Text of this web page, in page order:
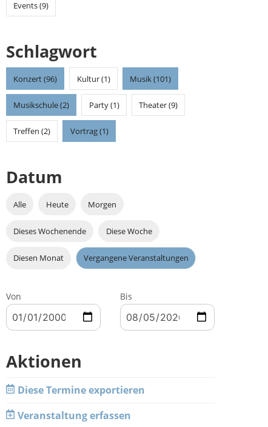
Events (9)
Schlagwort
Konzert (96) Kultur (1) Musik (101)
Musikschule (2) Party (1) Theater (9)
Treffen (2) Vortrag (1)
Datum
Alle Heute Morgen
Dieses Wochenende Diese Woche
Diesen Monat Vergangene Veranstaltungen
Von Bis
Aktionen
Diese Termine exportieren
Veranstaltung erfassen